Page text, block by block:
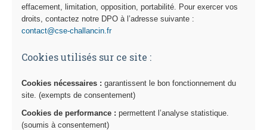
effacement, limitation, opposition, portabilité. Pour exercer vos
droits, contactez notre DPO à l’adresse suivante :
contact@cse-challancin.fr
Cookies utilisés sur ce site :
Cookies nécessaires : garantissent le bon fonctionnement du
site. (exempts de consentement)
Cookies de performance : permettent l’analyse statistique.
(soumis à consentement)